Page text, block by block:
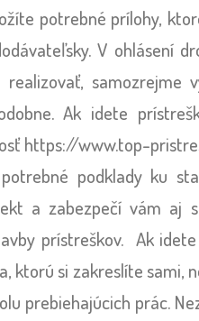
potrebné prílohy,
V ohlásení
samozrejme
Ak idete
https://www.top-
podklady ku
a zabezpečí vám aj
prístreškov. Ak
ktorú si zakreslíte sami,
prebiehajúcich prác.